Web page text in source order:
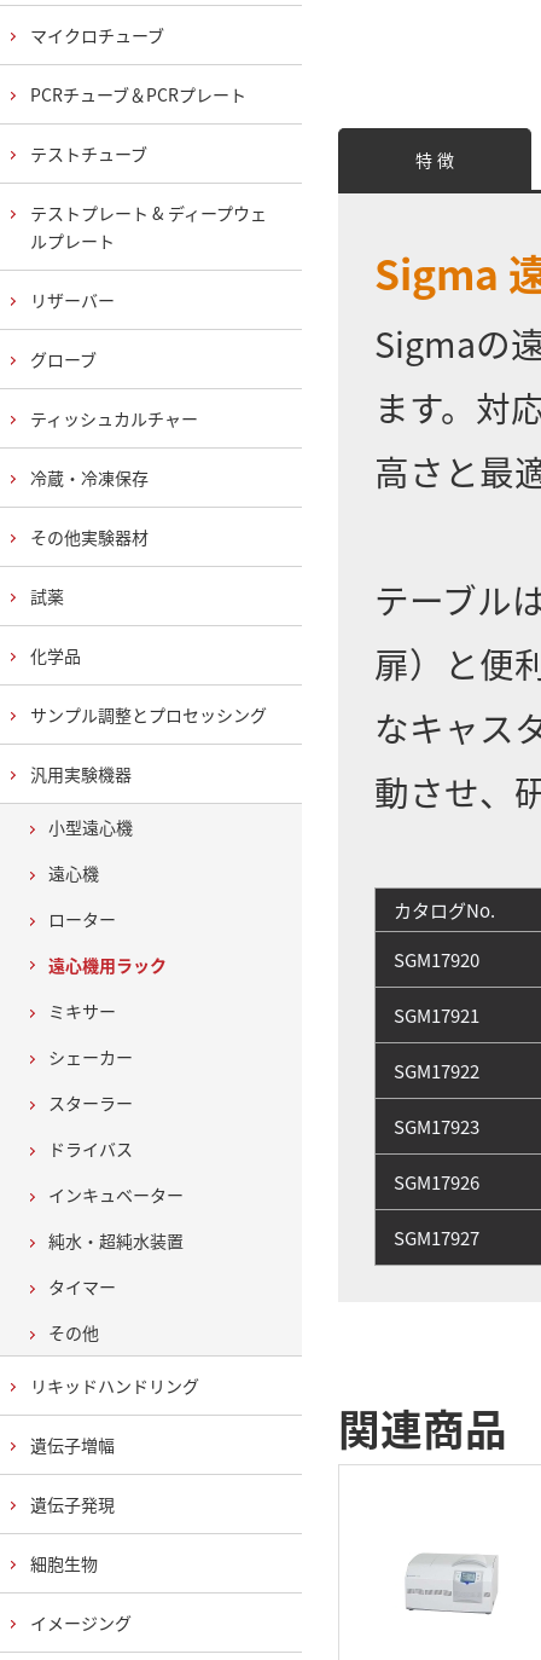
特 徴
Sigma
Sigmaの
ます。対
高さと最
テーブル
扉）と便
なキャス
動させ、
カタログNo.
SGM17920
SGM17921
SGM17922
SGM17923
SGM17926
SGM17927
関連商品
マイクロチューブ
PCRチューブ＆PCRプレート
テストチューブ
テストプレート & ディープウェ
ルプレート
リザーバー
グローブ
ティッシュカルチャー
冷蔵・冷凍保存
その他実験器材
試薬
化学品
サンプル調整とプロセッシング
汎用実験機器
小型遠心機
遠心機
ローター
遠心機用ラック
ミキサー
シェーカー
スターラー
ドライバス
インキュベーター
純水・超純水装置
タイマー
その他
リキッドハンドリング
遺伝子増幅
遺伝子発現
細胞生物
イメージング